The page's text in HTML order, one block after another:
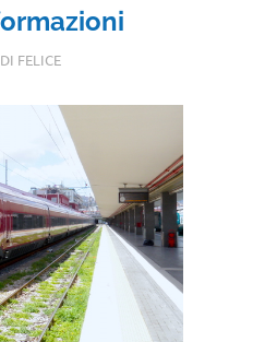
FELICE